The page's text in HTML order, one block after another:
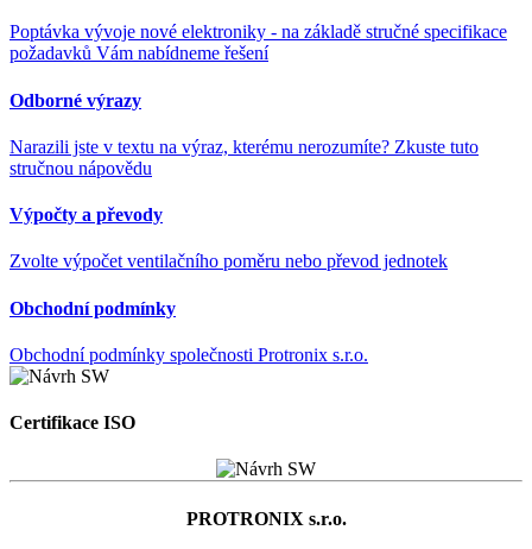
Poptávka vývoje nové elektroniky - na základě stručné specifikace
požadavků Vám nabídneme řešení
Odborné výrazy
Narazili jste v textu na výraz, kterému nerozumíte? Zkuste tuto
stručnou nápovědu
Výpočty a převody
Zvolte výpočet ventilačního poměru nebo převod jednotek
Obchodní podmínky
Obchodní podmínky společnosti Protronix s.r.o.
Certifikace ISO
PROTRONIX s.r.o.